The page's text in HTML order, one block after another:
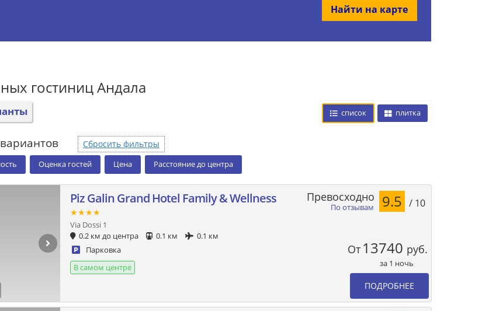
Найти на карте
гостиниц Андала
список плитка
Сбросить фильтры
Оценка гостей Цена Расстояние до центра
Piz Galin Grand Hotel Family & Wellness
★★★★
Via Dossi 1
0.2 км до центра
0.1 км
0.1 км
Парковка
В самом центре
По отзывам
Превосходно 9.5 / 10
От 13740 руб.
за 1 ночь
ПОДРОБНЕЕ